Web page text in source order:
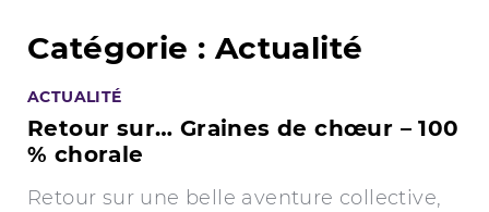
Catégorie : Actualité
ACTUALITÉ
Retour sur… Graines de chœur – 100
% chorale
Retour sur une belle aventure collective,